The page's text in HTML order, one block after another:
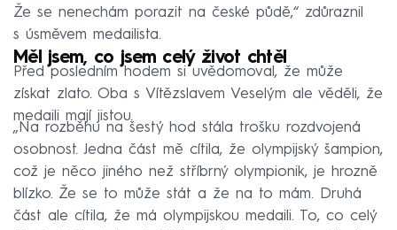
Že se nenechám porazit na české půdě,“ zdůraznil
s úsměvem medailista.
Měl jsem, co jsem celý život chtěl
Před posledním hodem si uvědomoval, že může
získat zlato. Oba s Vítězslavem Veselým ale věděli, že
medaili mají jistou.
„Na rozběhu na šestý hod stála trošku rozdvojená
osobnost. Jedna část mě cítila, že olympijský šampion,
což je něco jiného než stříbrný olympionik, je hrozně
blízko. Že se to může stát a že na to mám. Druhá
část ale cítila, že má olympijskou medaili. To, co celý